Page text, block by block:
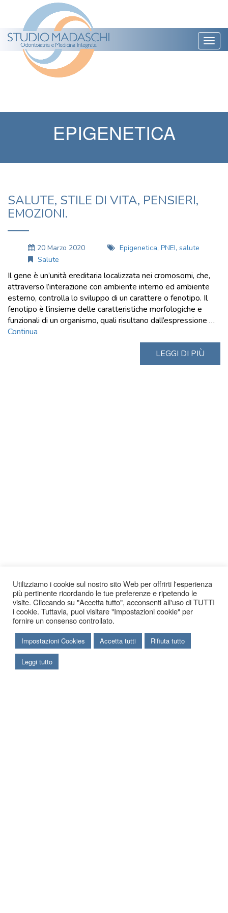
EPIGENETICA
SALUTE, STILE DI VITA, PENSIERI,
EMOZIONI.
20 Marzo 2020 Epigenetica, PNEI, salute
Salute
Il gene è un’unità ereditaria localizzata nei cromosomi, che,
attraverso l’interazione con ambiente interno ed ambiente
esterno, controlla lo sviluppo di un carattere o fenotipo. Il
fenotipo è l’insieme delle caratteristiche morfologiche e
funzionali di un organismo, quali risultano dall’espressione …
Continua
LEGGI DI PIÙ
Utilizziamo i cookie sul nostro sito Web per offrirti l'esperienza
più pertinente ricordando le tue preferenze e ripetendo le
visite. Cliccando su "Accetta tutto", acconsenti all'uso di TUTTI
i cookie. Tuttavia, puoi visitare "Impostazioni cookie" per
fornire un consenso controllato.
Impostazioni Cookies Accetta tutti Rifiuta tutto
Leggi tutto